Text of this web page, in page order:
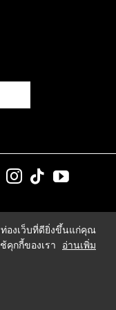
องเว็บที่ดียิ่งขึ้นแก่คุณ
คุกกี้ของเรา
อ่านเพิ่ม